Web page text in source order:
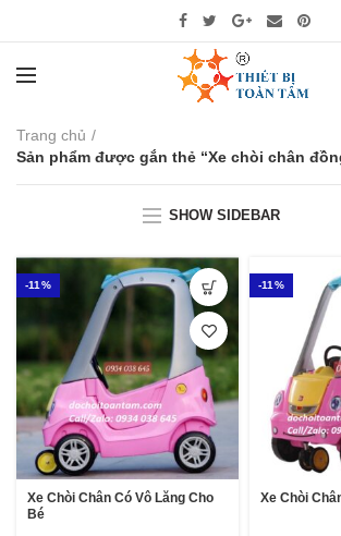
Trang chủ
Sản phẩm được gắn thẻ “Xe chòi chân
SHOW SIDEBAR
-11%
Xe Chòi Chân Có Vô Lăng Cho
Bé
-11%
Xe Chòi